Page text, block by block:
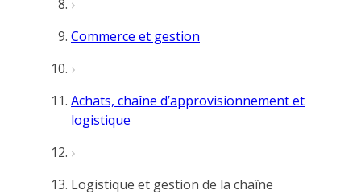
Commerce et gestion
Achats, chaîne d’approvisionnement et
logistique
Logistique et gestion de la chaîne